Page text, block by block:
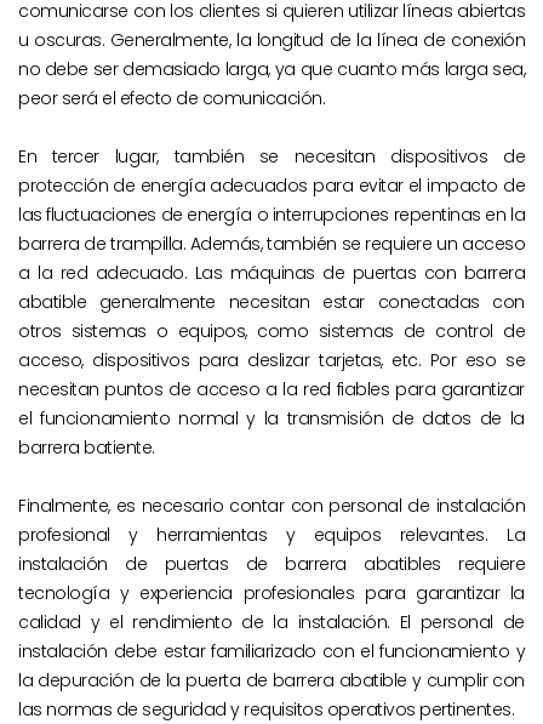
comunicarse con los clientes si quieren utilizar líneas abiertas
u oscuras. Generalmente, la longitud de la línea de conexión
no debe ser demasiado larga, ya que cuanto más larga sea,
peor será el efecto de comunicación.
En tercer lugar, también se necesitan dispositivos de
protección de energía adecuados para evitar el impacto de
las fluctuaciones de energía o interrupciones repentinas en la
barrera de trampilla. Además, también se requiere un acceso
a la red adecuado. Las máquinas de puertas con barrera
abatible generalmente necesitan estar conectadas con
otros sistemas o equipos, como sistemas de control de
acceso, dispositivos para deslizar tarjetas, etc. Por eso se
necesitan puntos de acceso a la red fiables para garantizar
el funcionamiento normal y la transmisión de datos de la
barrera batiente.
Finalmente, es necesario contar con personal de instalación
profesional y herramientas y equipos relevantes. La
instalación de puertas de barrera abatibles requiere
tecnología y experiencia profesionales para garantizar la
calidad y el rendimiento de la instalación. El personal de
instalación debe estar familiarizado con el funcionamiento y
la depuración de la puerta de barrera abatible y cumplir con
las normas de seguridad y requisitos operativos pertinentes.